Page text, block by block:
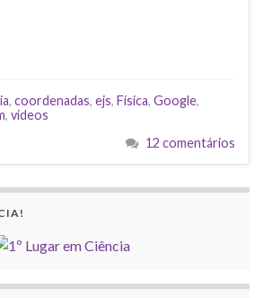
, coordenadas, ejs, Física, Google,
, videos
12 comentários